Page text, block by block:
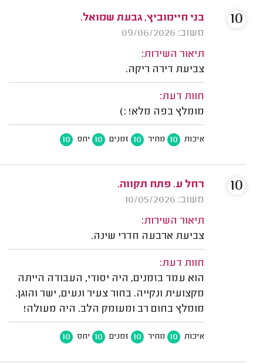
בני חיימוביץ, גבעת שמואל.
משוב: 09/06/2026
תיאור השירות:
צביעת דירה ריקה.
חוות דעת:
מומלץ בפה מלא! :)
איכות 10 מחיר 10 זמנים 10 יחס 10
10
רחל ע. פתח תקווה.
משוב: 10/05/2026
תיאור השירות:
צביעת ארבעה חדרי שינה.
חוות דעת:
הוא עמד בזמנים, היה יסודי, העבודה הייתה
מקצועית ונקייה. בחור צעיר ונעים, ישר והוגן.
מומלץ בחום רב ומעומק הלב. היה מעולה!
איכות 10 מחיר 10 זמנים 10 יחס 10
10